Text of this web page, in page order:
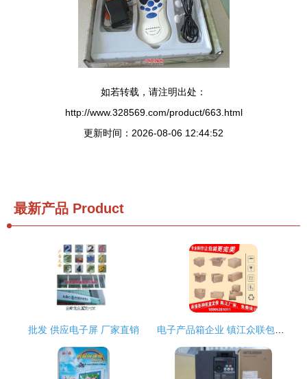
如若转载，请注明出处：
http://www.328569.com/product/663.html
更新时间：2026-08-06 12:44:52
最新产品 Product
批发 供应电子屏 厂家直销